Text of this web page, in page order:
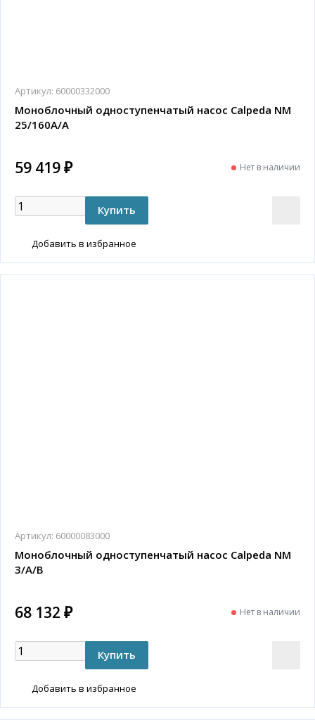
Артикул: 60000332000
Моноблочный одноступенчатый насос Calpeda NM
25/160A/A
59 419 ₽ Нет в наличии
Добавить в избранное
Артикул: 60000083000
Моноблочный одноступенчатый насос Calpeda NM
3/A/B
68 132 ₽ Нет в наличии
Добавить в избранное